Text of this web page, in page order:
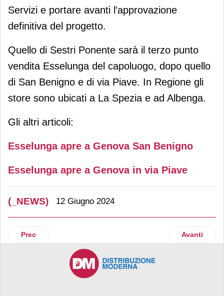
Servizi e portare avanti l’approvazione
definitiva del progetto.
Quello di Sestri Ponente sarà il terzo punto
vendita Esselunga del capoluogo, dopo quello
di San Benigno e di via Piave. In Regione gli
store sono ubicati a La Spezia e ad Albenga.
Gli altri articoli:
Esselunga apre a Genova San Benigno
Esselunga apre a Genova in via Piave
(_NEWS) 12 Giugno 2024
Articolo precedente: Sapore di Mare consegue la
Prec Articolo
Avanti